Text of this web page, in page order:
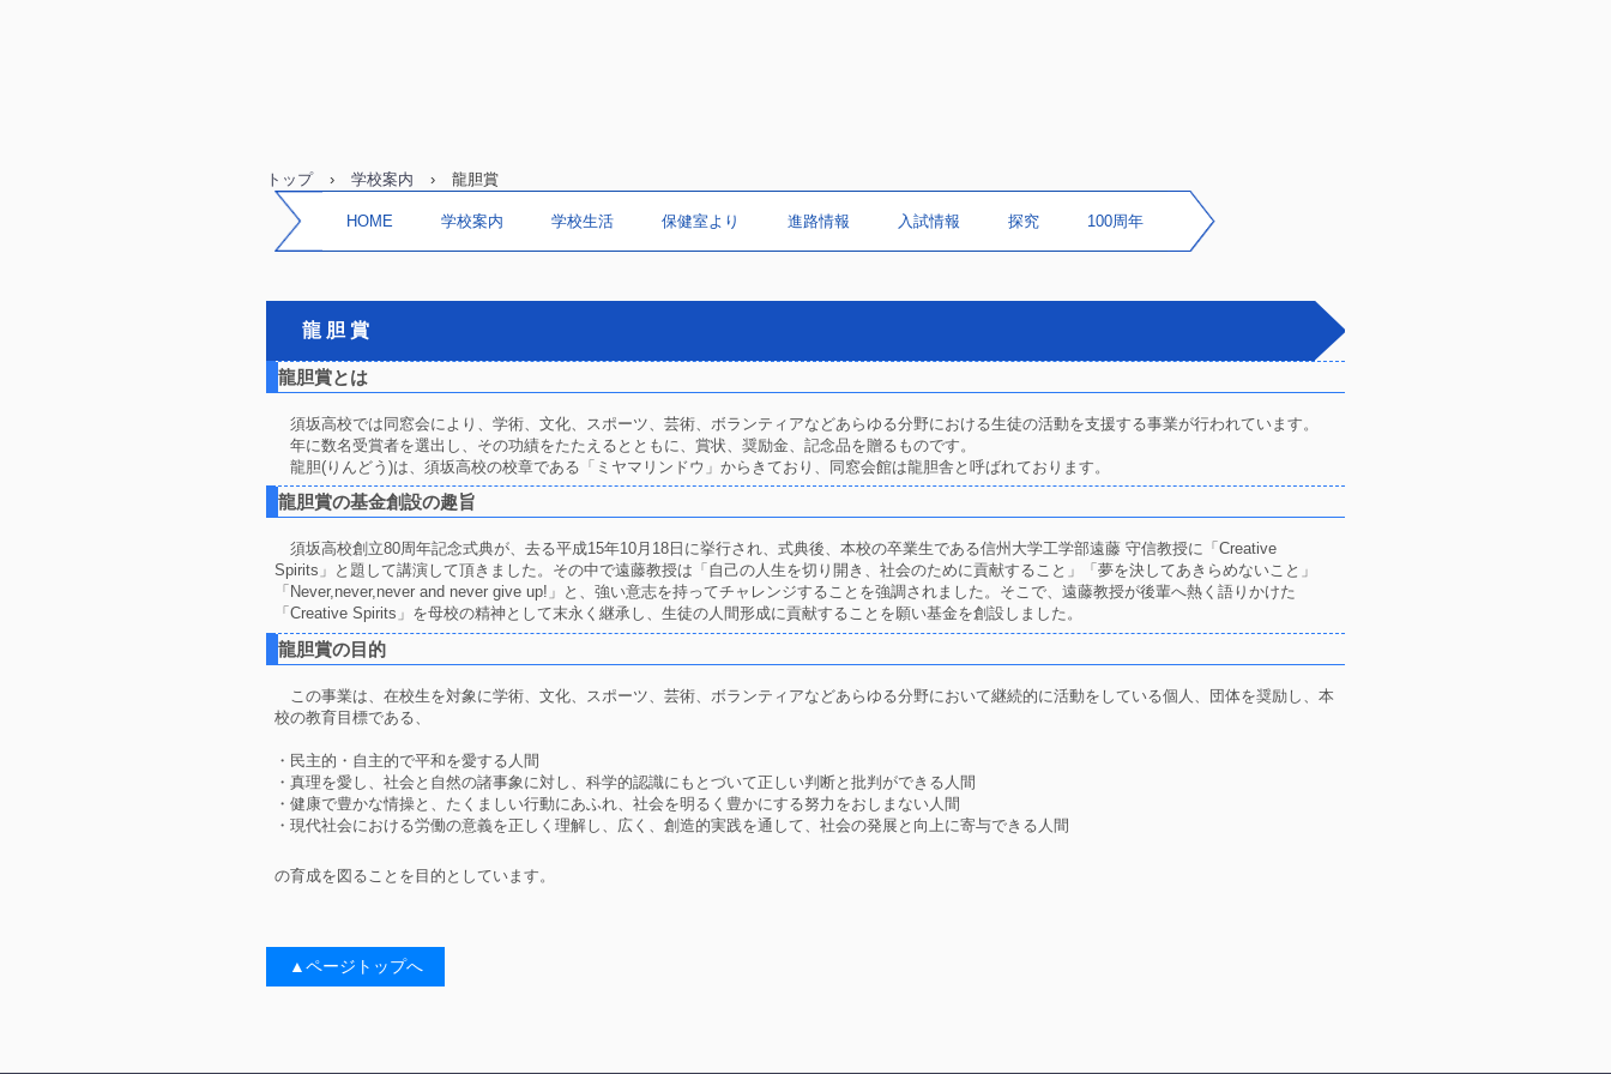
トップ › 学校案内 › 龍胆賞
HOME 学校案内 学校生活 保健室より 進路情報 入試情報 探究 100周年
龍 胆 賞
龍胆賞とは
須坂高校では同窓会により、学術、文化、スポーツ、芸術、ボランティアなどあらゆる分野における生徒の活動を支援する事業が行われています。
年に数名受賞者を選出し、その功績をたたえるとともに、賞状、奨励金、記念品を贈るものです。
龍胆(りんどう)は、須坂高校の校章である「ミヤマリンドウ」からきており、同窓会館は龍胆舎と呼ばれております。
龍胆賞の基金創設の趣旨
須坂高校創立80周年記念式典が、去る平成15年10月18日に挙行され、式典後、本校の卒業生である信州大学工学部遠藤 守信教授に「Creative
Spirits」と題して講演して頂きました。その中で遠藤教授は「自己の人生を切り開き、社会のために貢献すること」「夢を決してあきらめないこと」
「Never,never,never and never give up!」と、強い意志を持ってチャレンジすることを強調されました。そこで、遠藤教授が後輩へ熱く語りかけた
「Creative Spirits」を母校の精神として末永く継承し、生徒の人間形成に貢献することを願い基金を創設しました。
龍胆賞の目的
この事業は、在校生を対象に学術、文化、スポーツ、芸術、ボランティアなどあらゆる分野において継続的に活動をしている個人、団体を奨励し、本
校の教育目標である、
・民主的・自主的で平和を愛する人間
・真理を愛し、社会と自然の諸事象に対し、科学的認識にもとづいて正しい判断と批判ができる人間
・健康で豊かな情操と、たくましい行動にあふれ、社会を明るく豊かにする努力をおしまない人間
・現代社会における労働の意義を正しく理解し、広く、創造的実践を通して、社会の発展と向上に寄与できる人間
の育成を図ることを目的としています。
▲ページトップへ